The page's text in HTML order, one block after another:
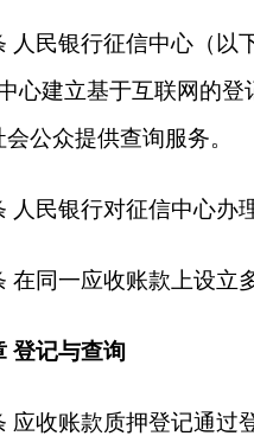
人民银行征信中心（以
心建立基于互联网的登
公众提供查询服务。
人民银行对征信中心办
在同一应收账款上设立
登记与查询
应收账款质押登记通过